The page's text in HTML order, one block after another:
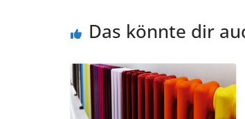
Das könnte dir